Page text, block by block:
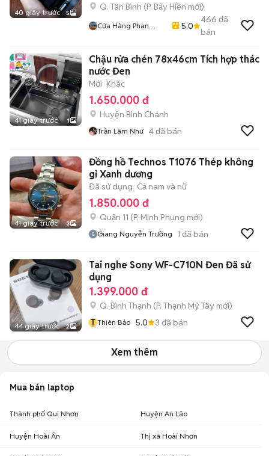
40 giây trước 5
Q. Tân Bình (P. Bảy Hiền mới)
Cửa Hàng Phan
5.0
466 đã
bán
41 giây trước 1
Chậu rửa chén 78x46cm Tích hợp thác
nước Đen
Mới Khác
1.650.000 đ
Huyện Bình Chánh
Trần Lâm Như 4đã bán
41 giây trước 3
Đồng hồ Technos T1076 Thép không
gỉ Xanh dương
Đã sử dụng Cả nam và nữ
1.850.000 đ
Quận 11 (P. Minh Phụng mới)
Giang Nguyễn Trường 1 đã bán
44 giây trước 2
Tai nghe Sony WF-C710N Đen Đã sử
dụng
1.399.000 đ
Q. Bình Thạnh (P. Thạnh Mỹ Tây mới)
T Thiên Bảo 5.0 3 đã bán
Xem thêm
Mua bán laptop
Thành phố Qui Nhơn Huyện An Lão
Huyện Hoài Ân Thị xã Hoài Nhơn